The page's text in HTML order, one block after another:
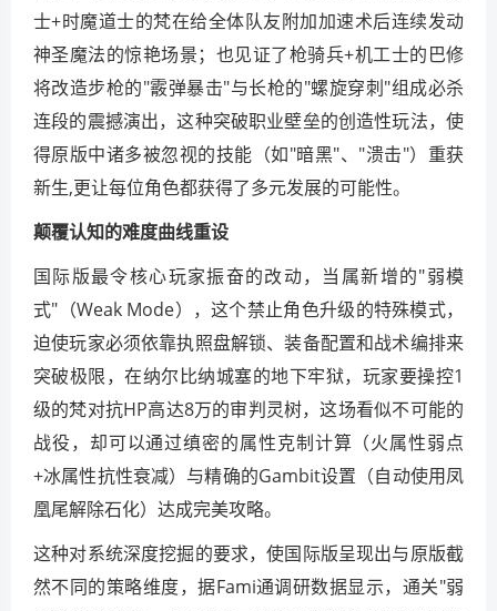
士+时魔道士的梵在给全体队友附加加速术后连续发动
神圣魔法的惊艳场景；也见证了枪骑兵+机工士的巴修
将改造步枪的"霰弹暴击"与长枪的"螺旋穿刺"组成必杀
连段的震撼演出，这种突破职业壁垒的创造性玩法，使
得原版中诸多被忽视的技能（如"暗黑"、"溃击"）重获
新生,更让每位角色都获得了多元发展的可能性。
颠覆认知的难度曲线重设
国际版最令核心玩家振奋的改动，当属新增的"弱模
式"（Weak Mode），这个禁止角色升级的特殊模式，
迫使玩家必须依靠执照盘解锁、装备配置和战术编排来
突破极限，在纳尔比纳城塞的地下牢狱，玩家要操控1
级的梵对抗HP高达8万的审判灵树，这场看似不可能的
战役，却可以通过缜密的属性克制计算（火属性弱点
+冰属性抗性衰减）与精确的Gambit设置（自动使用凤
凰尾解除石化）达成完美攻略。
这种对系统深度挖掘的要求，使国际版呈现出与原版截
然不同的策略维度，据Fami通调研数据显示，通关"弱